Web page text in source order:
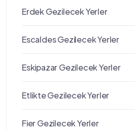
Erdek Gezilecek Yerler
Escaldes Gezilecek Yerler
Eskipazar Gezilecek Yerler
Etlikte Gezilecek Yerler
Fier Gezilecek Yerler